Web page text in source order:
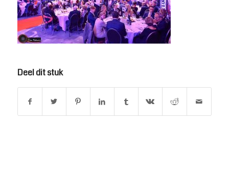
Deel dit stuk